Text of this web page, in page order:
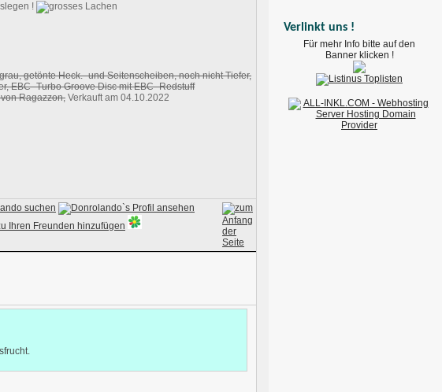
!
getönte Heck.- und Seitenscheiben, noch nicht Tiefer,
EBC- Turbo Groove Disc mit EBC- Redstuff
Ragazzon, Verkauft am 04.10.2022
Verlinkt uns !
Für mehr Info bitte auf den
Banner klicken !